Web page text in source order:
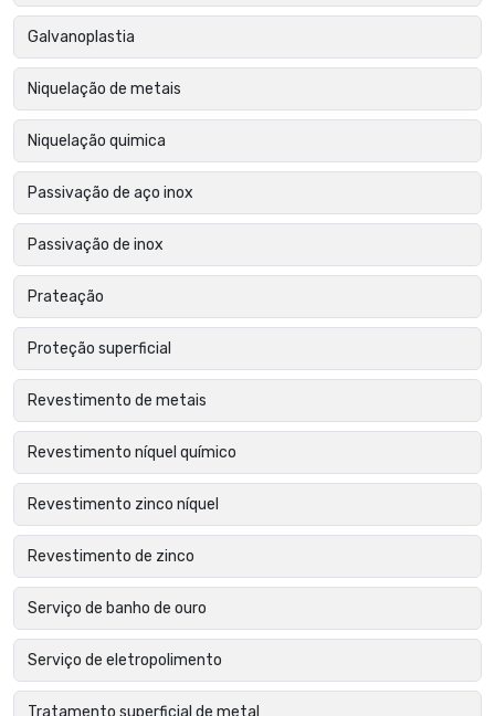
Galvanoplastia
Niquelação de metais
Niquelação quimica
Passivação de aço inox
Passivação de inox
Prateação
Proteção superficial
Revestimento de metais
Revestimento níquel químico
Revestimento zinco níquel
Revestimento de zinco
Serviço de banho de ouro
Serviço de eletropolimento